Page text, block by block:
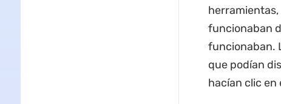
funcionaban
funcionaban.
que podían
hacían clic en